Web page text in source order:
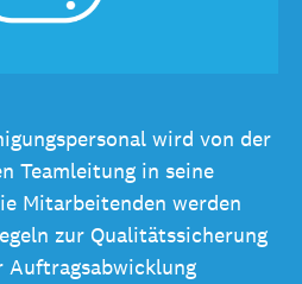
wird von der
Teamleitung in seine
Mitarbeitenden werden
zur Qualitätssicherung